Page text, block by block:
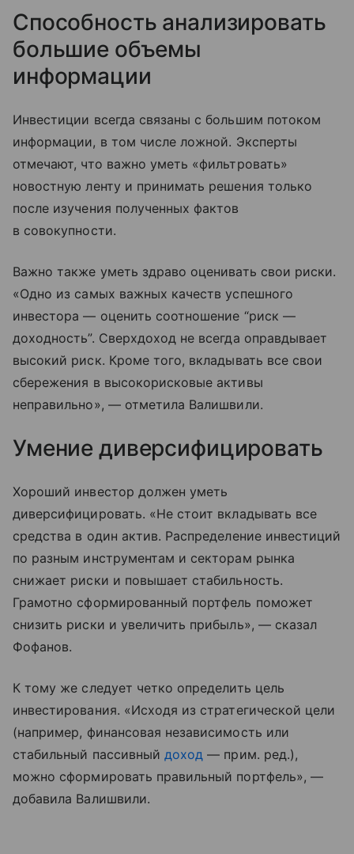
Способность анализировать
большие объемы
информации
Инвестиции всегда связаны с большим потоком
информации, в том числе ложной. Эксперты
отмечают, что важно уметь «фильтровать»
новостную ленту и принимать решения только
после изучения полученных фактов
в совокупности.
Важно также уметь здраво оценивать свои риски.
«Одно из самых важных качеств успешного
инвестора — оценить соотношение “риск —
доходность”. Сверхдоход не всегда оправдывает
высокий риск. Кроме того, вкладывать все свои
сбережения в высокорисковые активы
неправильно», — отметила Валишвили.
Умение диверсифицировать
Хороший инвестор должен уметь
диверсифицировать. «Не стоит вкладывать все
средства в один актив. Распределение инвестиций
по разным инструментам и секторам рынка
снижает риски и повышает стабильность.
Грамотно сформированный портфель поможет
снизить риски и увеличить прибыль», — сказал
Фофанов.
К тому же следует четко определить цель
инвестирования. «Исходя из стратегической цели
(например, финансовая независимость или
стабильный пассивныйдоход — прим. ред.),
можно сформировать правильный портфель», —
добавила Валишвили.